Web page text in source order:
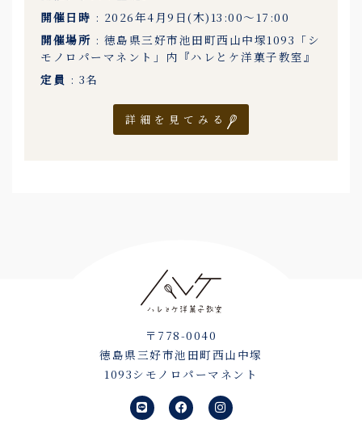
開催日時 : 2026年4月9日(木)13:00〜17:00
開催場所 : 徳島県三好市池田町西山中塚1093「シ
モノロパーマネント」内『ハレとケ洋菓子教室』
定員 : 3名
詳細を見てみる
〒778-0040
徳島県三好市池田町西山中塚
1093シモノロパーマネント
L
i
n
F
a
c
I
n
s